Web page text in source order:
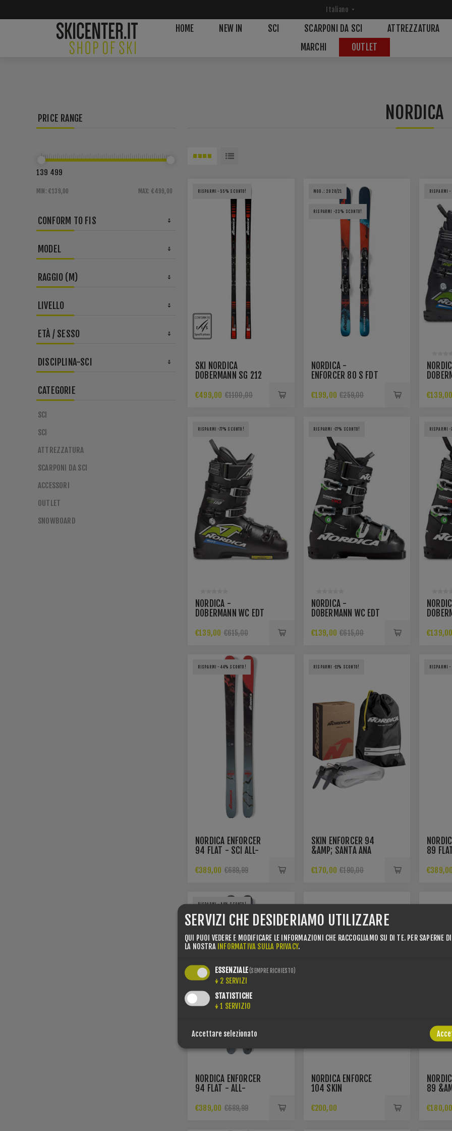
HOME NEW IN SCI SCARPONI DA SCI
ATTREZZATURA
MARCHI
OUTLET
NORDICA
RISPARMI -55% SCONTO!
SKI NORDICA
DOBERMANN SG 212
DEPT EDT
€499,00 €1100,00
MOD.: 2020/21
RISPARMI -23% SCONTO!
NORDICA -
ENFORCER 80 S FDT
MARKER JR 7.0
€199,00 €259,00
RISPARMI
RISPARMI -77% SCONTO!
NORDICA -
DOBERMANN WC EDT
€139,00 €615,00
RISPARMI -77% SCONTO!
NORDICA -
DOBERMANN WC EDT
€139,00 €615,00
RISPARMI -
RISPARMI -44% SCONTO!
NORDICA ENFORCER
94 FLAT - SCI ALL-
€389,00 €689,99
RISPARMI -11% SCONTO!
SKIN ENFORCER 94
&AMP; SANTA ANA
€170,00 €190,00
RISPARMI -
89
RISPARMI -44% SCONTO!
NORDICA ENFORCER
94 FLAT - ALL-
€389,00 €689,99
NORDICA ENFORCE
104 SKIN
€200,00
89
PRICE RANGE
MIN: €139,00 MAX: €499,00
139 499
CONFORM TO FIS
MODEL
RAGGIO (M)
LIVELLO
ETÀ / SESSO
DISCIPLINA-SCI
CATEGORIE
SCI
SCI
ATTREZZATURA
SCARPONI DA SCI
ACCESSORI
OUTLET
SNOWBOARD
SERVIZI CHE DESIDERIAMO UTILIZZARE
QUI PUOI VEDERE E MODIFICARE LE INFORMAZIONI CHE RACCOGLIAMO SU DI TE. PER SAPERNE
LA NOSTRA INFORMATIVA SULLA PRIVACY.
ESSENZIALE(SEMPRE RICHIESTO)
↓ 2 SERVIZI
STATISTICHE
↓ 1 SERVIZIO
Accettare selezionato